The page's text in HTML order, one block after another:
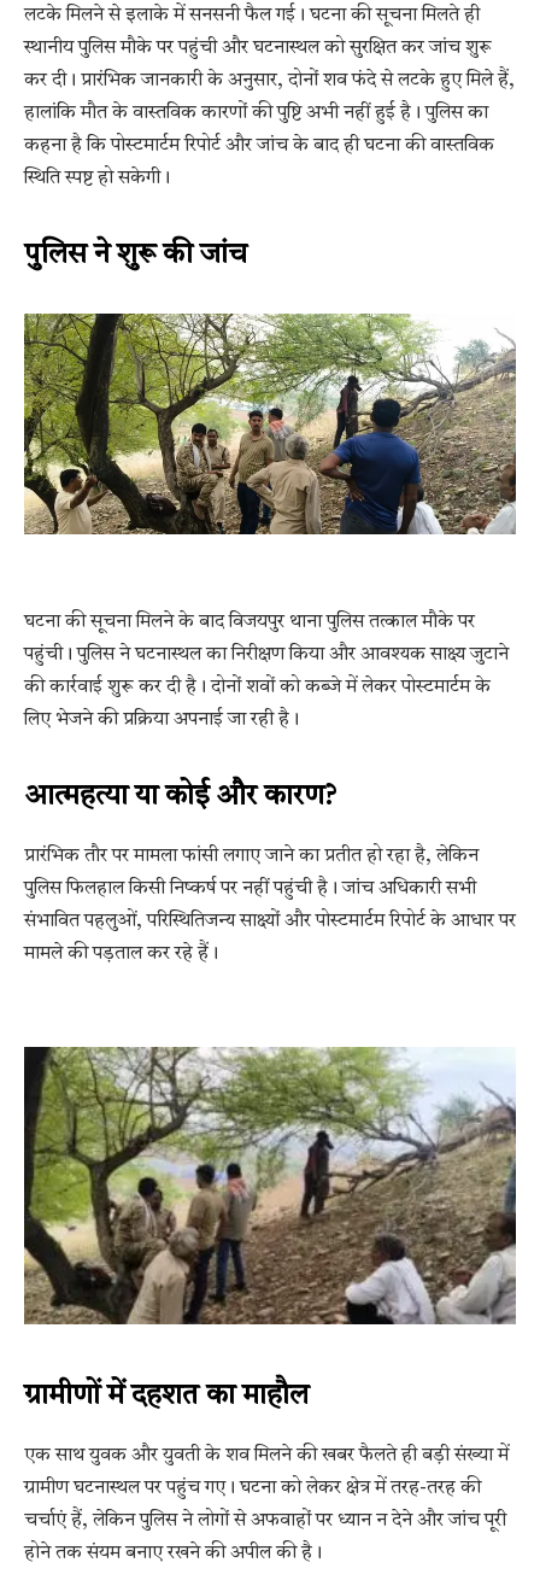
लटके मिलने से इलाके में सनसनी फैल गई। घटना की सूचना मिलते ही
स्थानीय पुलिस मौके पर पहुंची और घटनास्थल को सुरक्षित कर जांच शुरू
कर दी। प्रारंभिक जानकारी के अनुसार, दोनों शव फंदे से लटके हुए मिले हैं,
हालांकि मौत के वास्तविक कारणों की पुष्टि अभी नहीं हुई है। पुलिस का
कहना है कि पोस्टमार्टम रिपोर्ट और जांच के बाद ही घटना की वास्तविक
स्थिति स्पष्ट हो सकेगी।
पुलिस ने शुरू की जांच
घटना की सूचना मिलने के बाद विजयपुर थाना पुलिस तत्काल मौके पर
पहुंची। पुलिस ने घटनास्थल का निरीक्षण किया और आवश्यक साक्ष्य जुटाने
की कार्रवाई शुरू कर दी है। दोनों शवों को कब्जे में लेकर पोस्टमार्टम के
लिए भेजने की प्रक्रिया अपनाई जा रही है।
आत्महत्या या कोई और कारण?
प्रारंभिक तौर पर मामला फांसी लगाए जाने का प्रतीत हो रहा है, लेकिन
पुलिस फिलहाल किसी निष्कर्ष पर नहीं पहुंची है। जांच अधिकारी सभी
संभावित पहलुओं, परिस्थितिजन्य साक्ष्यों और पोस्टमार्टम रिपोर्ट के आधार पर
मामले की पड़ताल कर रहे हैं।
ग्रामीणों में दहशत का माहौल
एक साथ युवक और युवती के शव मिलने की खबर फैलते ही बड़ी संख्या में
ग्रामीण घटनास्थल पर पहुंच गए। घटना को लेकर क्षेत्र में तरह-तरह की
चर्चाएं हैं, लेकिन पुलिस ने लोगों से अफवाहों पर ध्यान न देने और जांच पूरी
होने तक संयम बनाए रखने की अपील की है।